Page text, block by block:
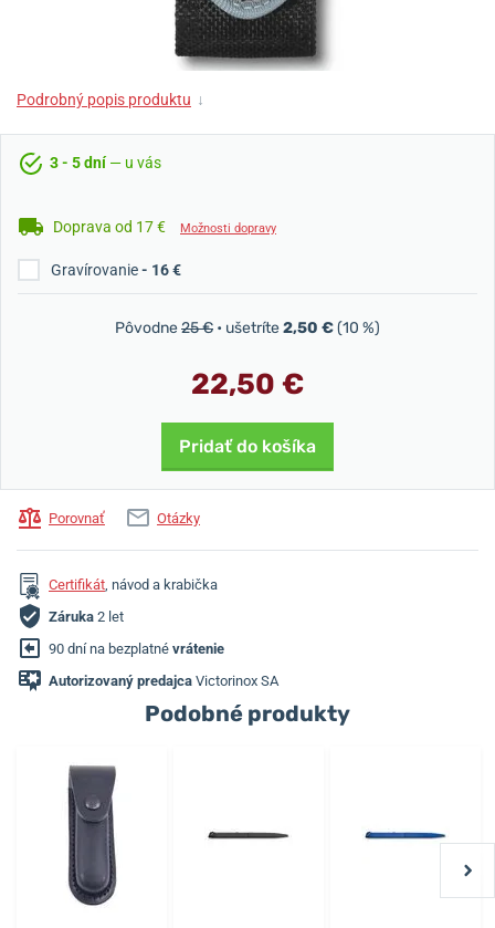
Podrobný popis produktu ↓
3 - 5 dní— u vás
Doprava od 17 € Možnosti dopravy
Gravírovanie- 16 €
Pôvodne25 € • ušetríte2,50 €(10 %)
22,50 €
Pridať do košíka
Porovnať Otázky
Certifikát, návod a krabička
Záruka 2 let
90 dní na bezplatné vrátenie
Autorizovaný predajca Victorinox SA
Podobné produkty